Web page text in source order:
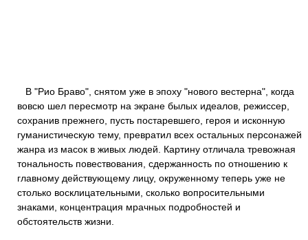
В "Рио Браво", снятом уже в эпоху "нового вестерна", когда
вовсю шел пересмотр на экране былых идеалов, режиссер,
сохранив прежнего, пусть постаревшего, героя и исконную
гуманистическую тему, превратил всех остальных персонажей
жанра из масок в живых людей. Картину отличала тревожная
тональность повествования, сдержанность по отношению к
главному действующему лицу, окруженному теперь уже не
столько восклицательными, сколько вопросительными
знаками, концентрация мрачных подробностей и
обстоятельств жизни.